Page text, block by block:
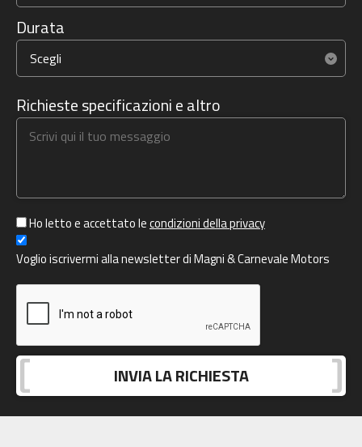
Durata
Richieste specificazioni e altro
Ho letto e accettato lecondizioni della privacy
Voglio iscrivermi alla newsletter di Magni & Carnevale Motors